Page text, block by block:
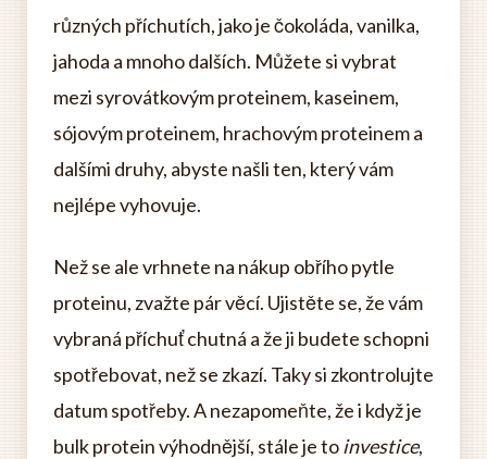
různých příchutích, jako je čokoláda, vanilka,
jahoda a mnoho dalších. Můžete si vybrat
mezi syrovátkovým proteinem, kaseinem,
sójovým proteinem, hrachovým proteinem a
dalšími druhy, abyste našli ten, který vám
nejlépe vyhovuje.
Než se ale vrhnete na nákup obřího pytle
proteinu, zvažte pár věcí. Ujistěte se, že vám
vybraná příchuť chutná a že ji budete schopni
spotřebovat, než se zkazí. Taky si zkontrolujte
datum spotřeby. A nezapomeňte, že i když je
bulk protein výhodnější, stále je toinvestice,